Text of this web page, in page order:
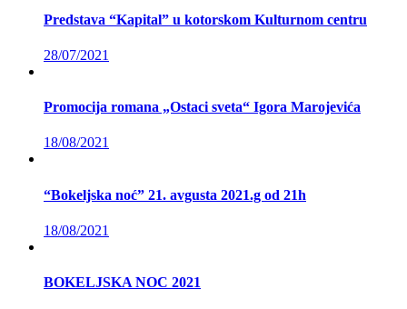
Predstava “Kapital” u kotorskom Kulturnom centru
28/07/2021
Promocija romana „Ostaci sveta“ Igora Marojevića
18/08/2021
“Bokeljska noć” 21. avgusta 2021.g od 21h
18/08/2021
BOKELJSKA NOC 2021